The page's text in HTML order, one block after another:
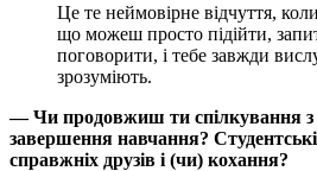
Це те неймовірне відчуття,
що можеш просто підійти,
поговорити, і тебе завжди
зрозуміють.
— Чи продовжиш ти спілкування з
завершення навчання?
справжніх друзів і (чи) кохання?